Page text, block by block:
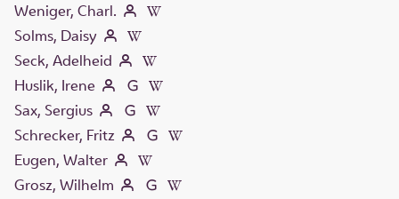
Weniger, Charl.
Solms, Daisy
Seck, Adelheid
Huslik, Irene
Sax, Sergius
Schrecker, Fritz
Eugen, Walter
Grosz, Wilhelm